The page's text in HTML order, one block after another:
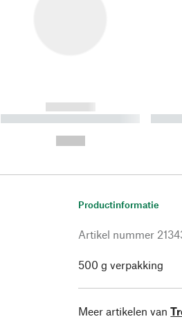
------------
----------- ----------- ----------
Productinformatie
Artikel nummer
500 g verpakking
Meer artikelen van